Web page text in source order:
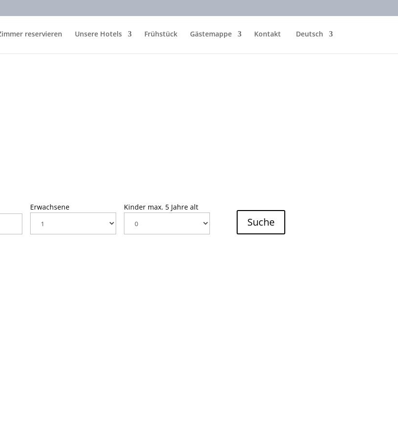
reservieren Unsere Hotels Frühstück Gästemappe Kontakt Deutsch
Erwachsene Kinder max. 5 Jahre alt